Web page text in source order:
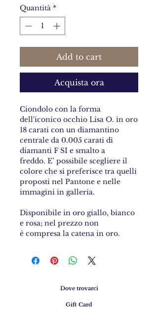
Quantità *
Add to cart
Acquista ora
Ciondolo con la forma
dell'iconico occhio Lisa O. in oro
18 carati con un diamantino
centrale da 0.005 carati di
diamanti F SI e smalto a
freddo. E’ possibile scegliere il
colore che si preferisce tra quelli
proposti nel Pantone e nelle
immagini in galleria.
Disponibile in oro giallo, bianco
e rosa; nel prezzo non
è compresa la catena in oro.
Dove trovarci
Gift Card